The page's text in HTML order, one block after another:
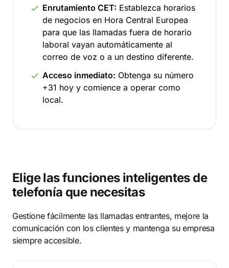
Enrutamiento CET: Establezca horarios
de negocios en Hora Central Europea
para que las llamadas fuera de horario
laboral vayan automáticamente al
correo de voz o a un destino diferente.
Acceso inmediato: Obtenga su número
+31 hoy y comience a operar como
local.
Elige las funciones inteligentes de
telefonía que necesitas
Gestione fácilmente las llamadas entrantes, mejore la
comunicación con los clientes y mantenga su empresa
siempre accesible.